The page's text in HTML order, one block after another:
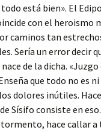
está bien». El
con el heroismo
caminos tan
Sería un error decir
de la dicha.
que todo no es
dolores inútiles.
consiste en
hace callar a